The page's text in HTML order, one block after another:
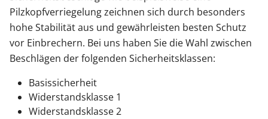
Pilzkopfverriegelung zeichnen sich durch besonders
hohe Stabilität aus und gewährleisten besten Schutz
vor Einbrechern. Bei uns haben Sie die Wahl zwischen
Beschlägen der folgenden Sicherheitsklassen:
Basissicherheit
Widerstandsklasse 1
Widerstandsklasse 2